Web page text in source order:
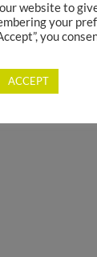
website to
your
you
ACCEPT